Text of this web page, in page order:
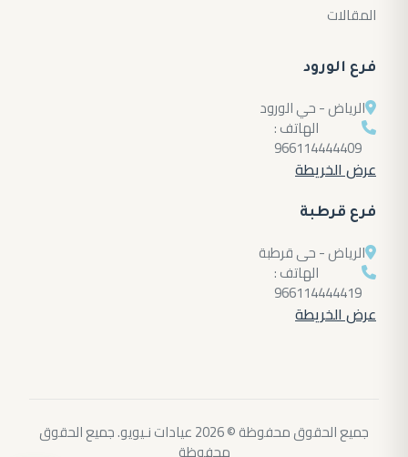
المقالات
فرع الورود
الرياض - حي الورود
الهاتف :
966114444409
عرض الخريطة
فرع قرطبة
الرياض - حى قرطبة
الهاتف :
966114444419
عرض الخريطة
جميع الحقوق محفوظة © 2026 عيادات نـيويو. جميع الحقوق